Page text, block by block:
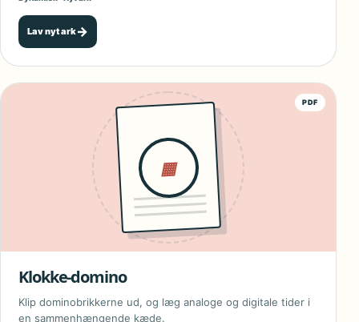
Lav nyt ark→
PDF
▦
Klokke-domino
Klip dominobrikkerne ud, og læg analoge og digitale tider i
en sammenhængende kæde.